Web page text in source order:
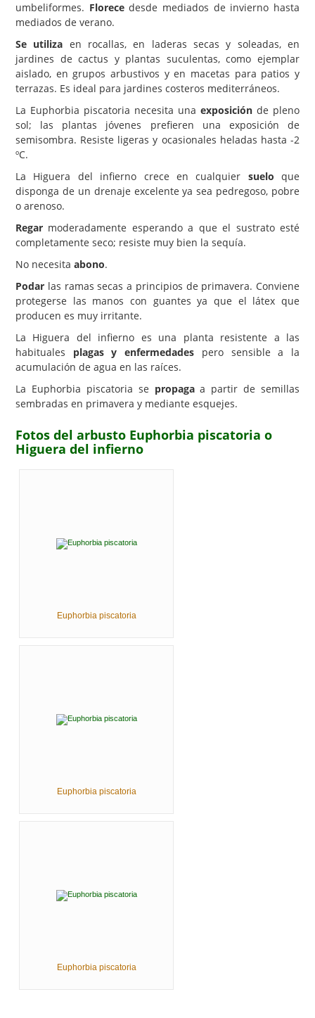
umbeliformes. Florecedesde mediados de invierno hasta
mediados de verano.
Se utiliza en rocallas, en laderas secas y soleadas, en
jardines de cactus y plantas suculentas, como ejemplar
aislado, en grupos arbustivos y en macetas para patios y
terrazas. Es ideal para jardines costeros mediterráneos.
La Euphorbia piscatoria necesita una exposición de pleno
sol; las plantas jóvenes prefieren una exposición de
semisombra. Resiste ligeras y ocasionales heladas hasta -2
ºC.
La Higuera del infierno crece en cualquier suelo que
disponga de un drenaje excelente ya sea pedregoso, pobre
o arenoso.
Regar moderadamente esperando a que el sustrato esté
completamente seco; resiste muy bien la sequía.
No necesita abono.
Podar las ramas secas a principios de primavera. Conviene
protegerse las manos con guantes ya que el látex que
producen es muy irritante.
La Higuera del infierno es una planta resistente a las
habituales plagas y enfermedades pero sensible a la
acumulación de agua en las raíces.
La Euphorbia piscatoria se propagaa partir de semillas
sembradas en primavera y mediante esquejes.
Fotos del arbusto Euphorbia piscatoria o
Higuera del infierno
Euphorbia piscatoria
Euphorbia piscatoria
Euphorbia piscatoria